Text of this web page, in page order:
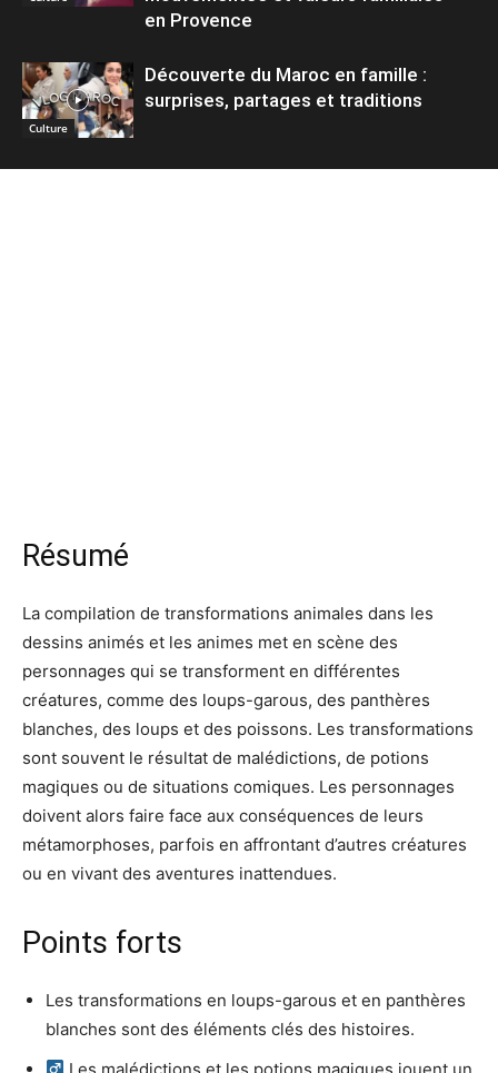
en Provence
Culture
Découverte du Maroc en famille :
surprises, partages et traditions
Résumé
La compilation de transformations animales dans les
dessins animés et les animes met en scène des
personnages qui se transforment en différentes
créatures, comme des loups-garous, des panthères
blanches, des loups et des poissons. Les transformations
sont souvent le résultat de malédictions, de potions
magiques ou de situations comiques. Les personnages
doivent alors faire face aux conséquences de leurs
métamorphoses, parfois en affrontant d’autres créatures
ou en vivant des aventures inattendues.
Points forts
Les transformations en loups-garous et en panthères
blanches sont des éléments clés des histoires.
Les malédictions et les potions magiques jouent un